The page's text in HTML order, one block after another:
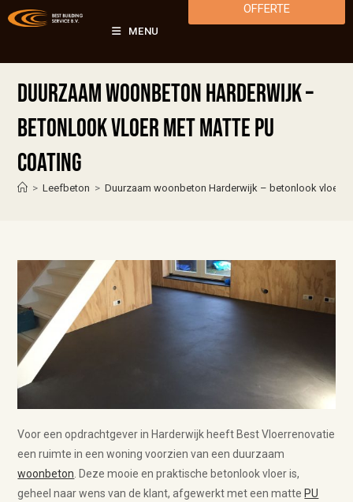
MENU
OFFERTE
Duurzaam woonbeton Harderwijk –
betonlook vloer met matte PU
coating
> Leefbeton > Duurzaam woonbeton Harderwijk – betonlook vloer
Voor een opdrachtgever in Harderwijk heeft Best Vloerrenovatie
een ruimte in een woning voorzien van een duurzaam
woonbeton. Deze mooie en praktische betonlook vloer is,
geheel naar wens van de klant, afgewerkt met een matte PU